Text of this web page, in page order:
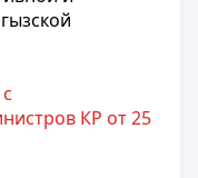
КР от 25